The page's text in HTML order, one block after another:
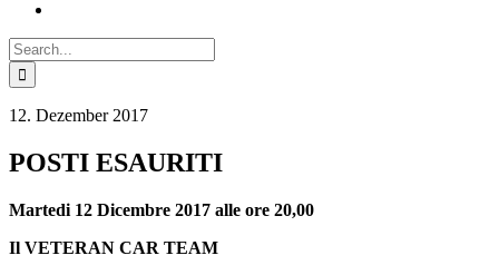
Search
for:
12. Dezember 2017
POSTI ESAURITI
Martedi 12 Dicembre 2017 alle ore 20,00
Il VETERAN CAR TEAM